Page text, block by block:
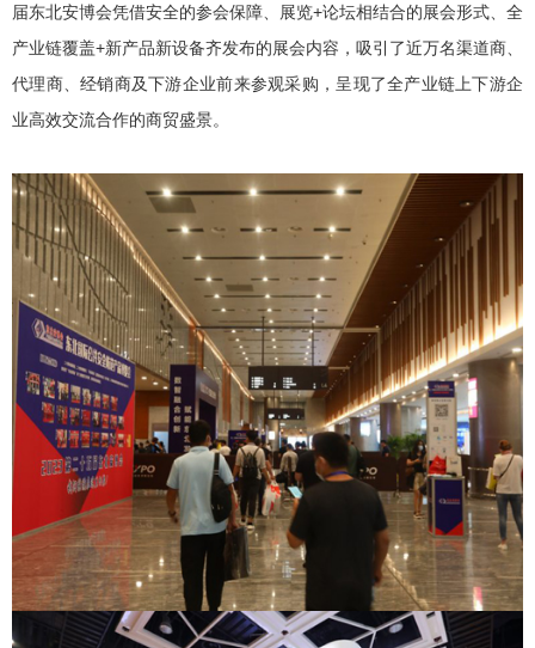
届东北安博会凭借安全的参会保障、展览+论坛相结合的展会形式、全
产业链覆盖+新产品新设备齐发布的展会内容，吸引了近万名渠道商、
代理商、经销商及下游企业前来参观采购，呈现了全产业链上下游企
业高效交流合作的商贸盛景。